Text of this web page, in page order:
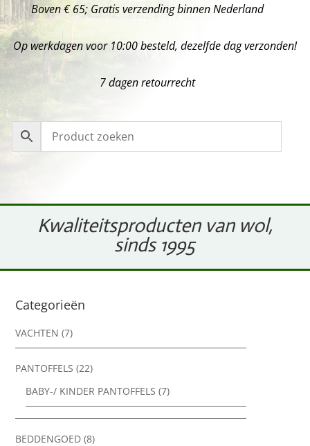
Boven € 65; Gratis verzending binnen Nederland
Op werkdagen voor 10:00 besteld, dezelfde dag verzonden!
7 dagen retourrecht
Kwaliteitsproducten van wol,
sinds 1995
Categorieën
VACHTEN (7)
PANTOFFELS (22)
BABY-/ KINDER PANTOFFELS (7)
BEDDENGOED (8)